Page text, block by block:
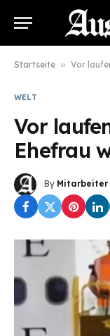
Startseite » Vor
WELT
Vor
Ehefrau
By Mitarbeiter